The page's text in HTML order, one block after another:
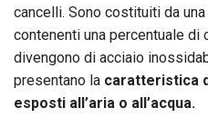
cancelli. Sono costituiti da
contenenti una percentuale di
divengono di acciaio
presentano la caratteristica
esposti all’aria o all’acqua.